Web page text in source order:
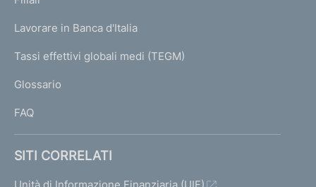
a
g
T
I
I
Lavorare in Banca d'Italia
Tassi effettivi globali medi (TEGM)
Glossario
FAQ
SITI CORRELATI